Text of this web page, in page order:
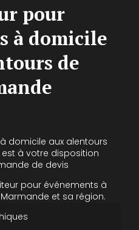
pour
à domicile
de
domicile aux alentours
est à votre disposition
de devis
pour événements à
et sa région.